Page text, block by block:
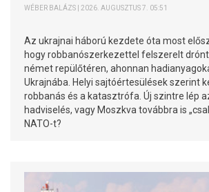
WÉBER BALÁZS | 2026. AUGUSZTUS 7. 05:51
Az ukrajnai háború kezdete óta most
hogy robbanószerkezettel felszerelt
német repülőtéren, ahonnan
Ukrajnába. Helyi sajtóértesülések szerint
robbanás és a katasztrófa. Új szintre lép
hadviselés, vagy Moszkva továbbra is
NATO-t?